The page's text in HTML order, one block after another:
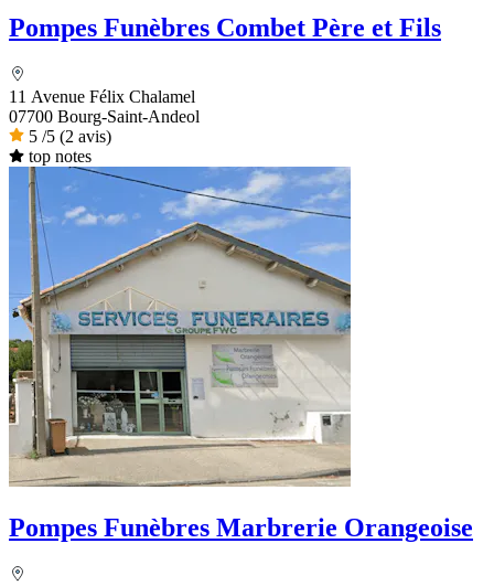
Pompes Funèbres Combet Père et Fils
11 Avenue Félix Chalamel
07700 Bourg-Saint-Andeol
5 /5 (2 avis)
top notes
Pompes Funèbres Marbrerie Orangeoise